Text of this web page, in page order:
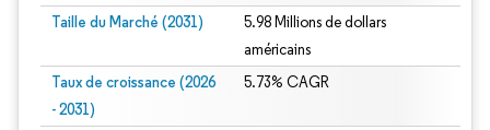
Taille du Marché (2031)
5.98 Millions de dollars
américains
Taux de croissance (2026
- 2031)
5.73% CAGR